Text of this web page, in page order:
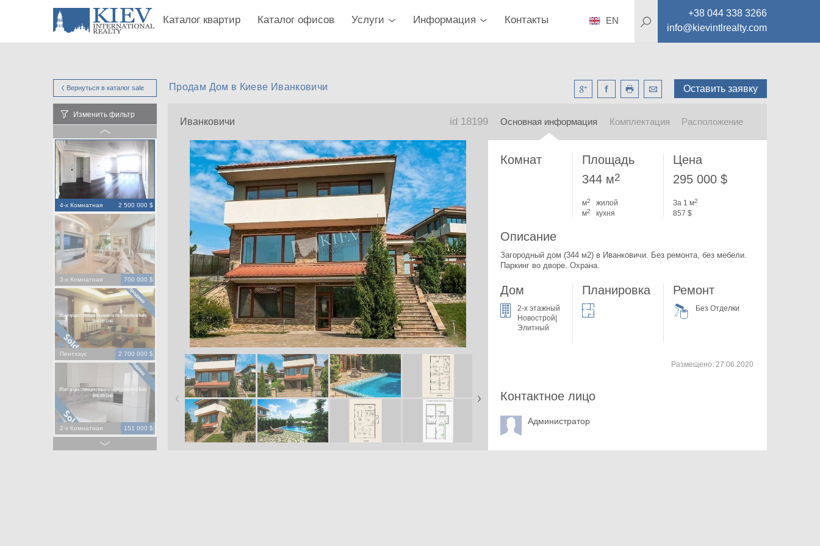
Каталог квартир Каталог офисов Услуги Информация Контакты
+38 044 338 3266
info@kievintlrealty.com
EN
Вернуться в каталог sale Оставить заявку
Продам Дом в Киеве Иванковичи
Изменить фильтр
4-х Комнатная 2 500 000 $
3-х Комнатная 700 000 $
Пентхаус 2 700 000 $
2-х Комнатная 151 000 $
Иванковичи id 18199 Основная информация Комплектация Расположение
Комнат
Площадь
344 м2
м2
жилой
м2 кухня
Цена
295 000 $
За 1 м2
857 $
Описание
Загородный дом (344 м2) в Иванковичи. Без ремонта, без мебели.
Паркинг во дворе. Охрана.
Дом
2-x этажный
Новострой|
Элитный
Планировка Ремонт
Без Отделки
Контактное лицо
Администратор
Размещено:27.06.2020